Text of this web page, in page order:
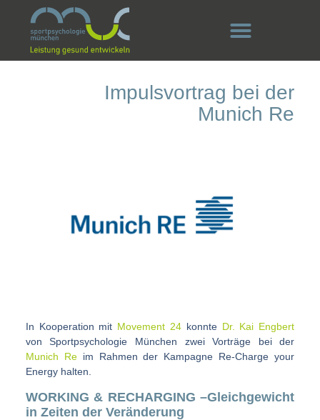
Impulsvortrag bei der
Munich Re
In Kooperation mit Movement 24 konnte Dr. Kai Engbert
von Sportpsychologie München zwei Vorträge bei der
Munich Reim Rahmen der Kampagne Re-Charge your
Energy halten.
WORKING & RECHARGING –Gleichgewicht
in Zeiten der Veränderung